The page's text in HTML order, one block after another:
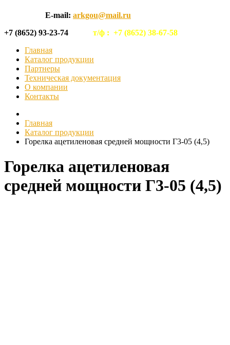
E-mail: arkgou@mail.ru
+7 (8652) 93-23-74 т/ф : +7 (8652) 38-67-58
Главная
Каталог продукции
Партнеры
Техническая документация
О компании
Контакты
Главная
Каталог продукции
Горелка ацетиленовая средней мощности Г3-05 (4,5)
Горелка ацетиленовая
средней мощности Г3-05 (4,5)